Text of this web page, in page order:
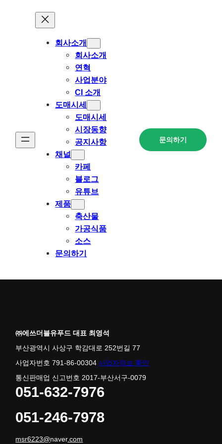
회사소개
회사소개
연혁
사업분야
CI 소개
도매시세
도매시세
시장동향
공지사항
채널
카페
블로그
유튜브
제품
축산물
가공식품
소스
문의하기
문의하기
㈜에쓰더블유푸드 대표 최영석
부산광역시 사상구 학감대로 252번길 77
사업자번호 791-86-00304사업자정보 확인
통신판매업 신고번호 2017-부산서구-0079
051-632-7976
051-246-7978
msr6223@naver.com